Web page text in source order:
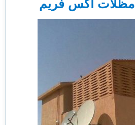
مظلات اكس فريم